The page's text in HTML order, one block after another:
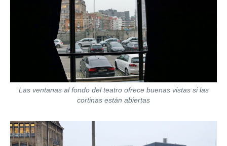
Las ventanas al fondo del teatro ofrece buenas vistas si las
cortinas están abiertas